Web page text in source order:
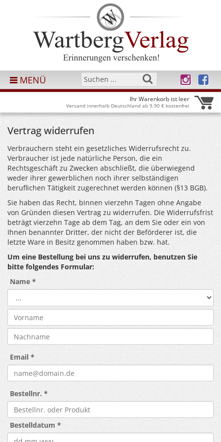
MENÜ
Ihr Warenkorb ist leer
Versand innerhalb Deutschland ab 9,90 € kostenfrei
Vertrag widerrufen
Verbrauchern steht ein gesetzliches Widerrufsrecht zu.
Verbraucher ist jede natürliche Person, die ein
Rechtsgeschäft zu Zwecken abschließt, die überwiegend
weder ihrer gewerblichen noch ihrer selbständigen
beruflichen Tätigkeit zugerechnet werden können (§13 BGB).
Sie haben das Recht, binnen vierzehn Tagen ohne Angabe
von Gründen diesen Vertrag zu widerrufen. Die Widerrufsfrist
beträgt vierzehn Tage ab dem Tag, an dem Sie oder ein von
Ihnen benannter Dritter, der nicht der Beförderer ist, die
letzte Ware in Besitz genommen haben bzw. hat.
Um eine Bestellung bei uns zu widerrufen, benutzen Sie
bitte folgendes Formular:
Name *
Email *
Bestellnr. *
Bestelldatum *